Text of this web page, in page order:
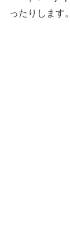
ったりします